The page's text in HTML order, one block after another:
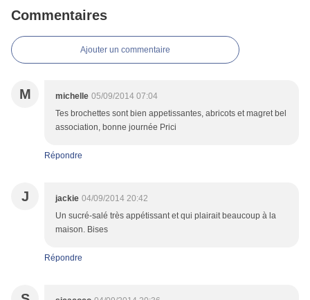
Commentaires
Ajouter un commentaire
M michelle 05/09/2014 07:04
Tes brochettes sont bien appetissantes, abricots et magret bel
association, bonne journée Prici
Répondre
J jackie 04/09/2014 20:42
Un sucré-salé très appétissant et qui plairait beaucoup à la
maison. Bises
Répondre